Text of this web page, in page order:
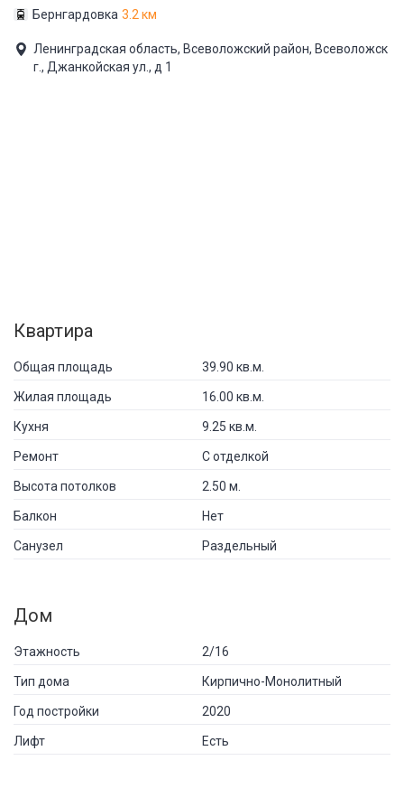
Бернгардовка 3.2 км
Ленинградская область, Всеволожский район, Всеволожск
г., Джанкойская ул., д 1
Квартира
Общая площадь 39.90 кв.м.
Жилая площадь 16.00 кв.м.
Кухня 9.25 кв.м.
Ремонт С отделкой
Высота потолков 2.50 м.
Балкон Нет
Санузел Раздельный
Дом
Этажность 2/16
Тип дома Кирпично-Монолитный
Год постройки 2020
Лифт Есть